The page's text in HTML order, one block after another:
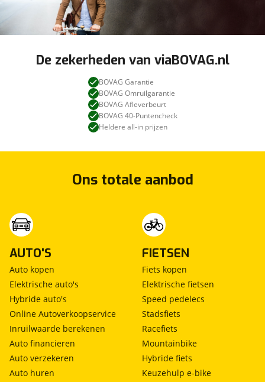
De zekerheden van viaBOVAG.nl
BOVAG Garantie
BOVAG Omruilgarantie
BOVAG Afleverbeurt
BOVAG 40-Puntencheck
Heldere all-in prijzen
Ons totale aanbod
AUTO'S
Auto kopen
Elektrische auto's
Hybride auto's
Online Autoverkoopservice
Inruilwaarde berekenen
Auto financieren
Auto verzekeren
Auto huren
FIETSEN
Fiets kopen
Elektrische fietsen
Speed pedelecs
Stadsfiets
Racefiets
Mountainbike
Hybride fiets
Keuzehulp e-bike